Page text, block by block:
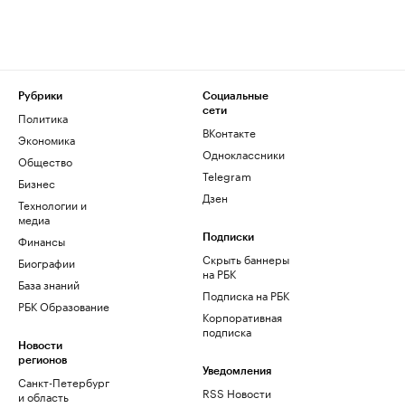
Рубрики
Политика
Экономика
Общество
Бизнес
Технологии и
медиа
Финансы
Биографии
База знаний
РБК Образование
Новости
регионов
Санкт-Петербург
и область
Социальные
сети
ВКонтакте
Одноклассники
Telegram
Дзен
Подписки
Скрыть баннеры
на РБК
Подписка на РБК
Корпоративная
подписка
Уведомления
RSS Новости